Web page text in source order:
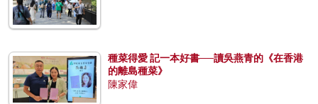
種菜得愛 記一本好書──讀吳燕青的《在香港
的離島種菜》
陳家偉